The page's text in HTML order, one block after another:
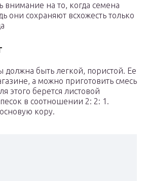
внимание на то, когда семена
они сохраняют всхожесть только
должна быть легкой, пористой. Ее
а можно приготовить смесь
этого берется листовой
в соотношении 2: 2: 1.
кору.